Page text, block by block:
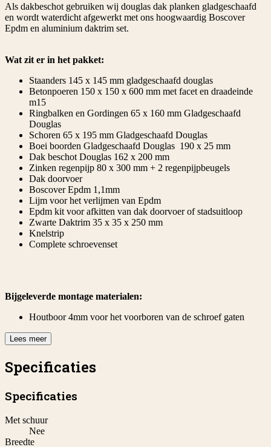
Als dakbeschot gebruiken wij douglas dak planken gladgeschaafd
en wordt waterdicht afgewerkt met ons hoogwaardig Boscover
Epdm en aluminium daktrim set.
Wat zit er in het pakket:
Staanders 145 x 145 mm gladgeschaafd douglas
Betonpoeren 150 x 150 x 600 mm met facet en draadeinde
m15
Ringbalken en Gordingen 65 x 160 mm Gladgeschaafd
Douglas
Schoren 65 x 195 mm Gladgeschaafd Douglas
Boei boorden Gladgeschaafd Douglas 190 x 25 mm
Dak beschot Douglas 162 x 200 mm
Zinken regenpijp 80 x 300 mm + 2 regenpijpbeugels
Dak doorvoer
Boscover Epdm 1,1mm
Lijm voor het verlijmen van Epdm
Epdm kit voor afkitten van dak doorvoer of stadsuitloop
Zwarte Daktrim 35 x 35 x 250 mm
Knelstrip
Complete schroevenset
Bijgeleverde montage materialen:
Houtboor 4mm voor het voorboren van de schroef gaten
Lees meer
Specificaties
Specificaties
Met schuur
Nee
Breedte